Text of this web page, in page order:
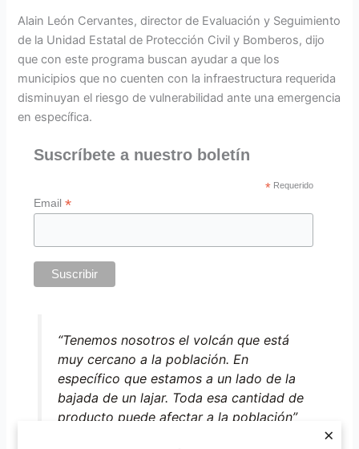
×
Alain León Cervantes, director de Evaluación y Seguimiento
de la Unidad Estatal de Protección Civil y Bomberos, dijo
que con este programa buscan ayudar a que los
municipios que no cuenten con la infraestructura requerida
disminuyan el riesgo de vulnerabilidad ante una emergencia
en específica.
Suscríbete a nuestro boletín
* Requerido
Email*
“Tenemos nosotros el volcán que está
muy cercano a la población. En
específico que estamos a un lado de la
bajada de un lajar. Toda esa cantidad de
producto puede afectar a la población”